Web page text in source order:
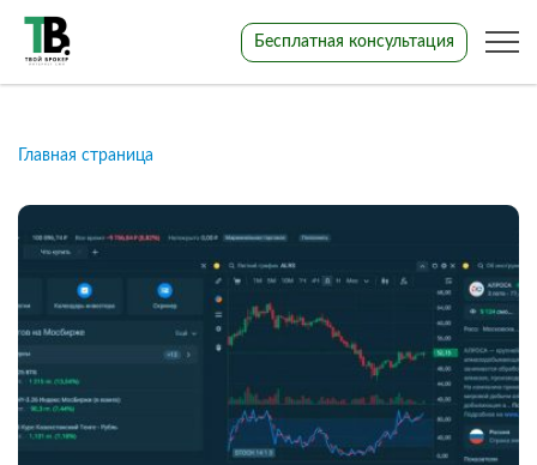
Бесплатная консультация
Главная страница